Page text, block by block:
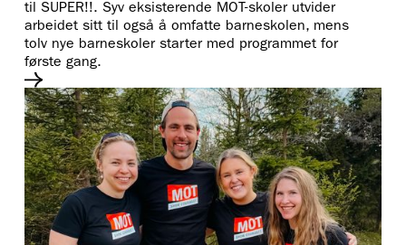
til SUPER!!. Syv eksisterende MOT-skoler utvider
arbeidet sitt til også å omfatte barneskolen, mens
tolv nye barneskoler starter med programmet for
første gang.